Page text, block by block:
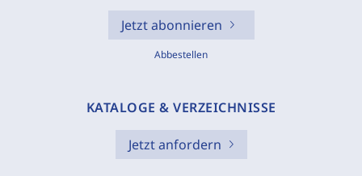
Jetzt abonnieren
Abbestellen
KATALOGE & VERZEICHNISSE
Jetzt anfordern